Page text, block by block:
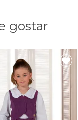
gostar